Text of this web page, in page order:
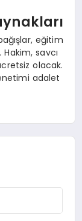
eğitim
savcı
olacak.
adalet